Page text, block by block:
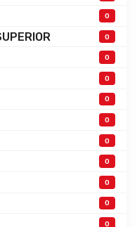
0
0
0
0
0
0
0
0
0
0
0